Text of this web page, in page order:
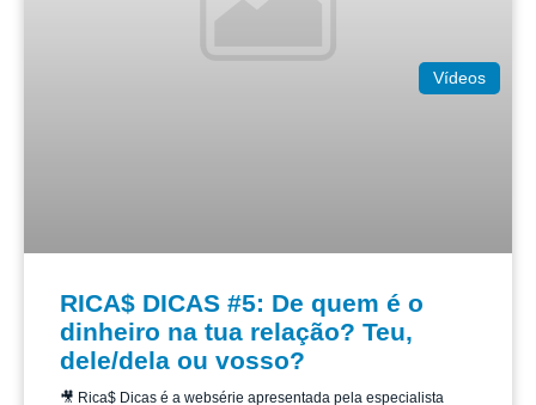
Vídeos
RICA$ DICAS #5: De quem é o
dinheiro na tua relação? Teu,
dele/dela ou vosso?
🎥 Rica$ Dicas é a websérie apresentada pela especialista